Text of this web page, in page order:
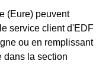
(Eure) peuvent
service client d'EDF
ou en remplissant
dans la section